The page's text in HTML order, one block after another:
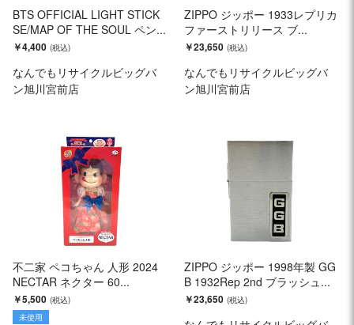
BTS OFFICIAL LIGHT STICK
SE/MAP OF THE SOUL ペン...
￥4,400
なんでもリサイクルビッグバ
ン旭川宮前店
ZIPPO ジッポー 1933レプリカ
ファーストリリース ブ...
￥23,650
なんでもリサイクルビッグバ
ン旭川宮前店
不二家 ペコちゃん 人形 2024
NECTAR ネクター 60...
￥5,500
未使用
ZIPPO ジッポー 1998年製 GG
B 1932Rep 2nd ブラッシュ...
￥23,650